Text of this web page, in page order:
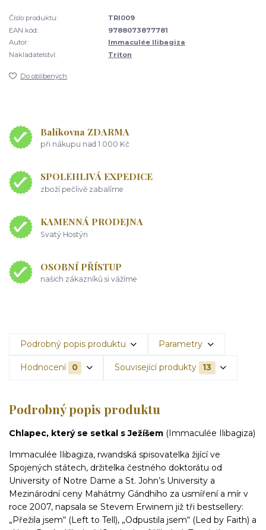
Číslo produktu:
TRI009
EAN kód:
9788073877781
Autor:
Immaculée Ilibagiza
Nakladatelství:
Triton
Do oblíbených
Balíkovna ZDARMA
při nákupu nad 1 000 Kč
SPOLEHLIVÁ EXPEDICE
zboží pečlivě zabalíme
KAMENNÁ PRODEJNA
Svatý Hostýn
OSOBNÍ PŘÍSTUP
našich zákazníků si vážíme
Podrobný popis produktu Parametry
Hodnocení 0 Související produkty 13
Podrobný popis produktu
Chlapec, který se setkal s Ježíšem (Immaculée Ilibagiza)
Immaculée Ilibagiza, rwandská spisovatelka žijící ve
Spojených státech, držitelka čestného doktorátu od
University of Notre Dame a St. John’s University a
Mezinárodní ceny Mahátmy Gándhího za usmíření a mír v
roce 2007, napsala se Stevem Erwinem již tři bestsellery:
„Přežila jsem“ (Left to Tell), „Odpustila jsem“ (Led by Faith) a